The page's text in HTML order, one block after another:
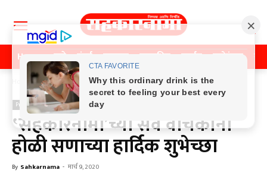
Home पुणे मुंबई महाराष्ट्र राजकीय क्राईम मनोरंजन
Home Previos News
Previos News
‛सहकारनामा’च्या सर्व वाचकांना
होळी सणाच्या हार्दिक शुभेच्छा
By Sahkarnama - मार्च 9, 2020